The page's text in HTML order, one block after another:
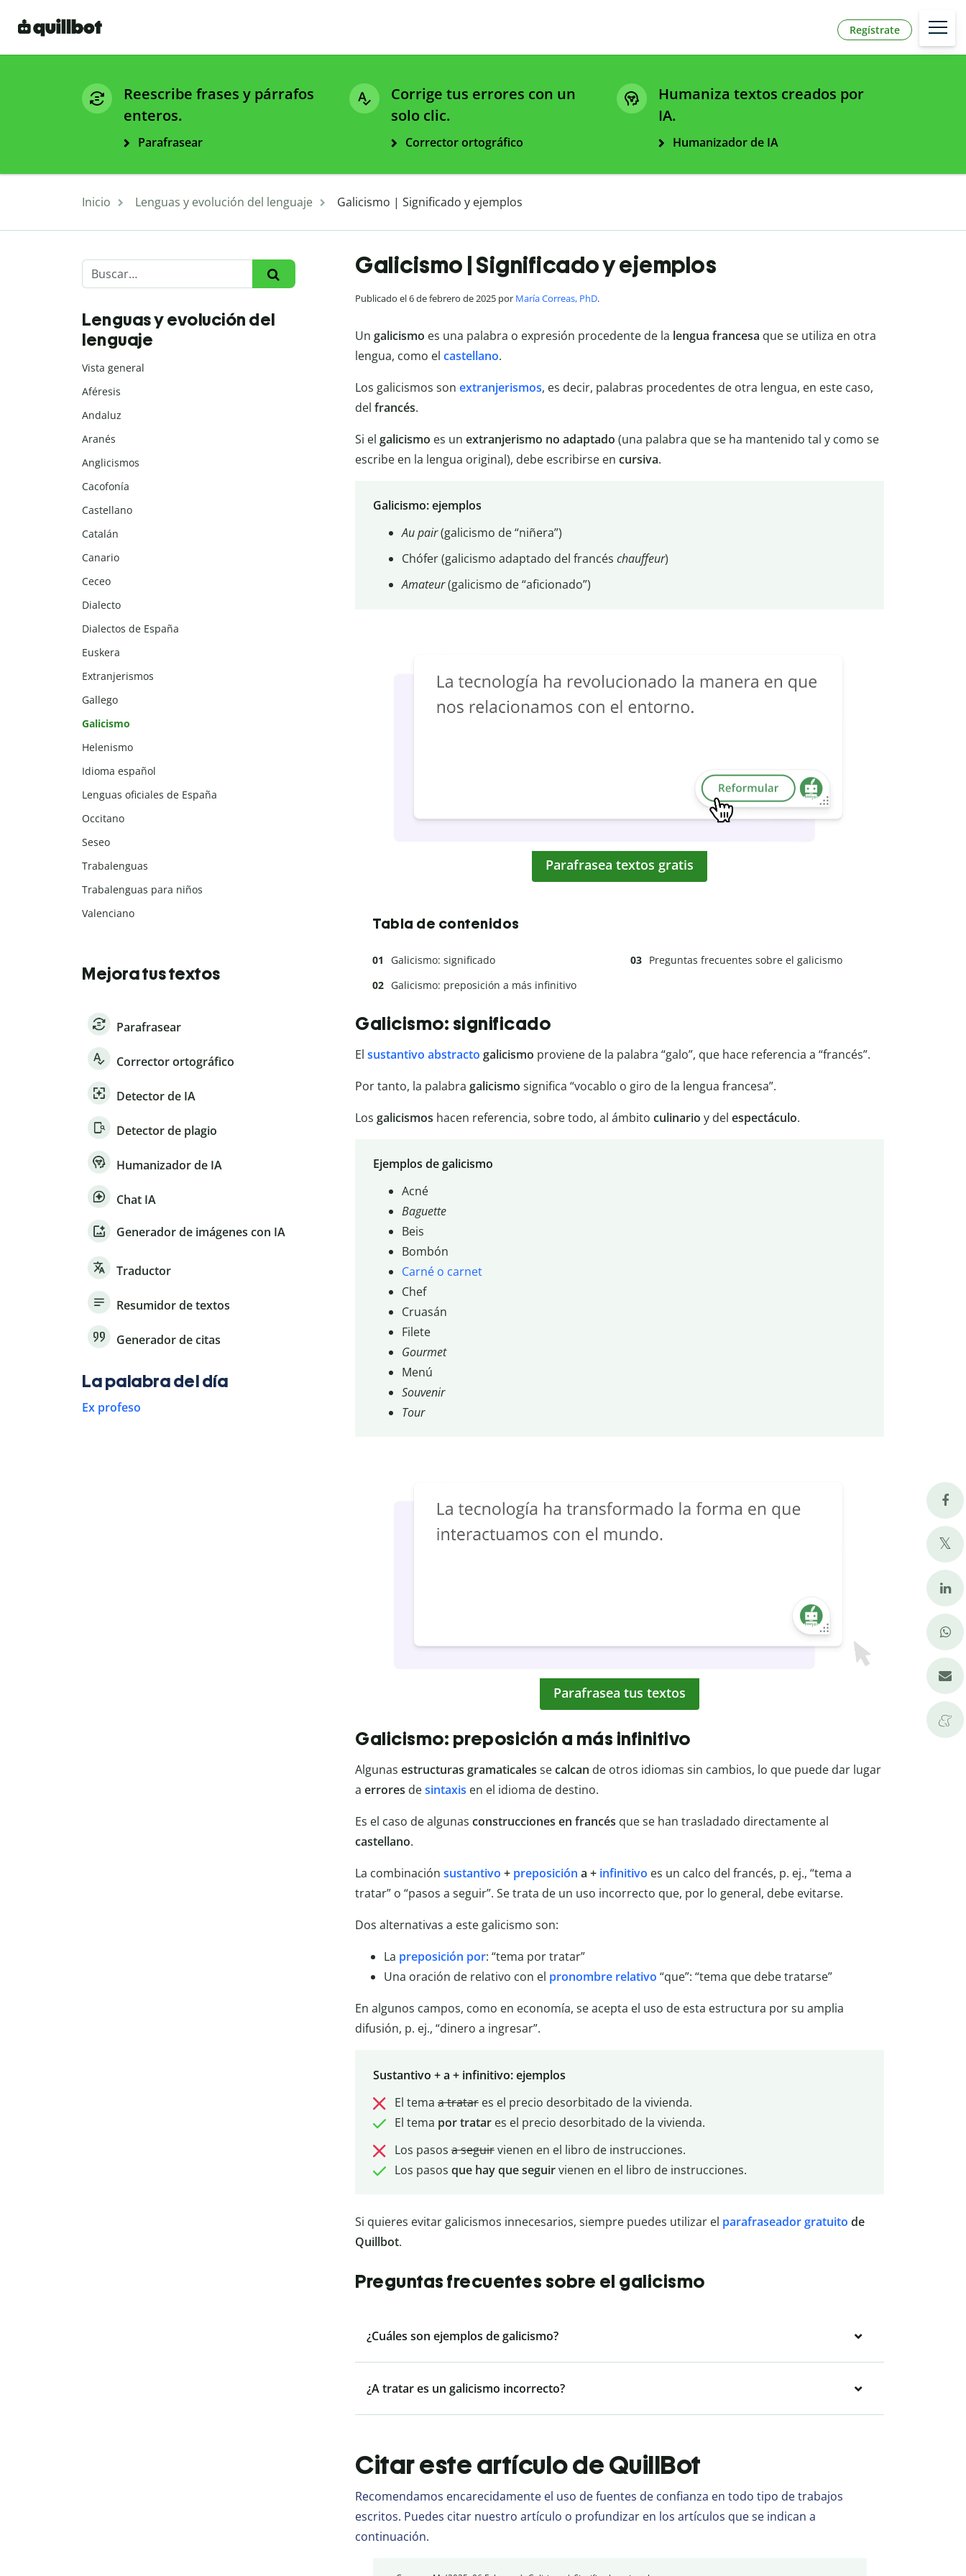
Regístrate
Reescribe frases y párrafos
enteros.
Parafrasear
Corrige tus errores con un
solo clic.
Corrector ortográfico
Humaniza textos creados por
IA.
Humanizador de IA
Inicio Lenguas y evolución del lenguaje Galicismo | Significado y ejemplos
Galicismo | Significado y ejemplos
Publicado el 6 de febrero de 2025 por María Correas, PhD.
Un galicismo es una palabra o expresión procedente de la lengua francesa que se utiliza en otra
lengua, como el castellano.
Los galicismos son extranjerismos, es decir, palabras procedentes de otra lengua, en este caso,
del francés.
Si el galicismo es un extranjerismo no adaptado (una palabra que se ha mantenido tal y como se
escribe en la lengua original), debe escribirse en cursiva.
Galicismo: ejemplos
Au pair(galicismo de “niñera”)
Chófer (galicismo adaptado del francés chauffeur)
Amateur(galicismo de “aficionado”)
Parafrasea textos gratis
Tabla de contenidos
Galicismo: significado
Galicismo: preposición a más infinitivo
Preguntas frecuentes sobre el galicismo
Galicismo: significado
El sustantivo abstracto galicismo proviene de la palabra “galo”, que hace referencia a “francés”.
Por tanto, la palabra galicismo significa “vocablo o giro de la lengua francesa”.
Los galicismos hacen referencia, sobre todo, al ámbito culinario y del espectáculo.
Ejemplos de galicismo
Acné
Baguette
Beis
Bombón
Carné o carnet
Chef
Cruasán
Filete
Gourmet
Menú
Souvenir
Tour
Parafrasea tus textos
Galicismo: preposición a más infinitivo
Algunas estructuras gramaticales secalcan de otros idiomas sin cambios, lo que puede dar lugar
a errores desintaxis en el idioma de destino.
Es el caso de algunas construcciones en francés que se han trasladado directamente al
castellano.
La combinación sustantivo + preposición a + infinitivo es un calco del francés, p. ej., “tema a
tratar” o “pasos a seguir”. Se trata de un uso incorrecto que, por lo general, debe evitarse.
Dos alternativas a este galicismo son:
La preposición por: “tema por tratar”
Una oración de relativo con el pronombre relativo “que”: “tema que debe tratarse”
En algunos campos, como en economía, se acepta el uso de esta estructura por su amplia
difusión, p. ej., “dinero a ingresar”.
Sustantivo + a + infinitivo: ejemplos
El tema a tratares el precio desorbitado de la vivienda.
El tema por tratares el precio desorbitado de la vivienda.
Los pasos a seguirvienen en el libro de instrucciones.
Los pasos que hay que seguirvienen en el libro de instrucciones.
Si quieres evitar galicismos innecesarios, siempre puedes utilizar el parafraseador gratuito de
Quillbot.
Preguntas frecuentes sobre el galicismo
¿Cuáles son ejemplos de galicismo?
¿A tratar es un galicismo incorrecto?
Citar este artículo de QuillBot
Recomendamos encarecidamente el uso de fuentes de confianza en todo tipo de trabajos
escritos. Puedes citar nuestro artículo o profundizar en los artículos que se indican a
continuación.
Lenguas y evolución del
lenguaje
Vista general
Aféresis
Andaluz
Aranés
Anglicismos
Cacofonía
Castellano
Catalán
Canario
Ceceo
Dialecto
Dialectos de España
Euskera
Extranjerismos
Gallego
Galicismo
Helenismo
Idioma español
Lenguas oficiales de España
Occitano
Seseo
Trabalenguas
Trabalenguas para niños
Valenciano
Mejora tus textos
Parafrasear
Corrector ortográfico
Detector de IA
Detector de plagio
Humanizador de IA
Chat IA
Generador de imágenes con IA
Traductor
Resumidor de textos
Generador de citas
La palabra del día
Ex profeso